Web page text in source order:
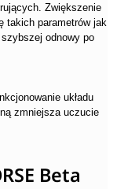
Zwiększenie
takich parametrów jak
odnowy po
układu
zmniejsza uczucie
Beta